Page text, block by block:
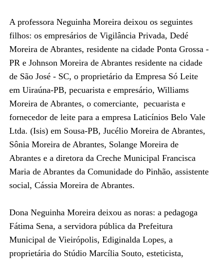
A professora Neguinha Moreira deixou os seguintes
filhos: os empresários de Vigilância Privada, Dedé
Moreira de Abrantes, residente na cidade Ponta Grossa -
PR e Johnson Moreira de Abrantes residente na cidade
de São José - SC, o proprietário da Empresa Só Leite
em Uiraúna-PB, pecuarista e empresário, Williams
Moreira de Abrantes, o comerciante, pecuarista e
fornecedor de leite para a empresa Laticínios Belo Vale
Ltda. (Isis) em Sousa-PB, Jucélio Moreira de Abrantes,
Sônia Moreira de Abrantes, Solange Moreira de
Abrantes e a diretora da Creche Municipal Francisca
Maria de Abrantes da Comunidade do Pinhão, assistente
social, Cássia Moreira de Abrantes.
Dona Neguinha Moreira deixou as noras: a pedagoga
Fátima Sena, a servidora pública da Prefeitura
Municipal de Vieirópolis, Ediginalda Lopes, a
proprietária do Stúdio Marcília Souto, esteticista,